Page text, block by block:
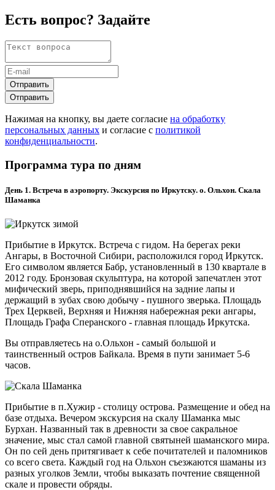
Есть вопрос? Задайте
Отправить
Отправить
Нажимая на кнопку, вы даете согласие на обработку
персональных данных и согласие с политикой
конфиденциальности.
Программа тура по дням
День 1. Встреча в аэропорту. Экскурсия по Иркутску. о. Ольхон. Скала
Шаманка
Прибытие в Иркутск. Встреча с гидом. На берегах реки
Ангары, в Восточной Сибири, расположился город Иркутск.
Его символом является Бабр, установленный в 130 квартале в
2012 году. Бронзовая скульптура, на которой запечатлен этот
мифический зверь, приподнявшийся на задние лапы и
держащий в зубах свою добычу - пушного зверька. Площадь
Трех Церквей, Верхняя и Нижняя набережная реки ангары,
Площадь Графа Сперанского - главная площадь Иркутска.
Вы отправляетесь на о.Ольхон - самый большой и
таинственный остров Байкала. Время в пути занимает 5-6
часов.
Прибытие в п.Хужир - столицу острова. Размещение и обед на
базе отдыха. Вечером экскурсия на скалу Шаманка мыс
Бурхан. Названный так в древности за свое сакральное
значение, мыс стал самой главной святыней шаманского мира.
Он по сей день притягивает к себе почитателей и паломников
со всего света. Каждый год на Ольхон съезжаются шаманы из
разных уголков Земли, чтобы выказать почтение священной
скале и провести обряды.